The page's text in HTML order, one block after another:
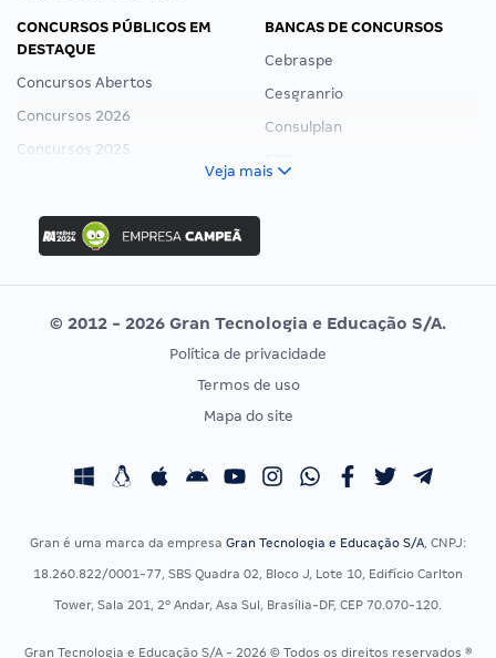
CONCURSOS PÚBLICOS EM
DESTAQUE
Concursos Abertos
Concursos 2026
Concursos 2025
Concurso Ibama
Concurso MPU
Editais publicados
BANCAS DE CONCURSOS
Cebraspe
Cesgranrio
Consulplan
Vunesp
CONCURSOS POR PROFISSÃO
Concursos Fiscais
Concursos Saúde
EXAME DE ORDEM
Calendário OAB
Veja mais
© 2012 - 2026 Gran Tecnologia e Educação S/A.
Política de privacidade
Termos de uso
Mapa do site
Gran é uma marca da empresa Gran Tecnologia e Educação S/A, CNPJ:
18.260.822/0001-77, SBS Quadra 02, Bloco J, Lote 10, Edifício Carlton
Tower, Sala 201, 2º Andar, Asa Sul, Brasília-DF, CEP 70.070-120.
Gran Tecnologia e Educação S/A - 2026 © Todos os direitos reservados ®